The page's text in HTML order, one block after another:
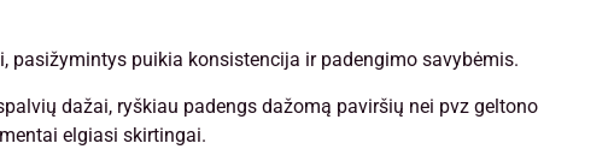
pasižymintys puikia konsistencija ir padengimo savybėmis.
dažai, ryškiau padengs dažomą paviršių nei pvz geltono
elgiasi skirtingai.